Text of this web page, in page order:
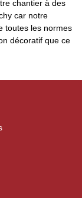
chantier à des
car notre
toutes les normes
décoratif que ce